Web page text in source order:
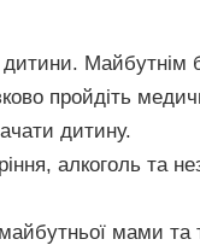
Майбутнім
пройдіть
дитину.
алкоголь та
мами та